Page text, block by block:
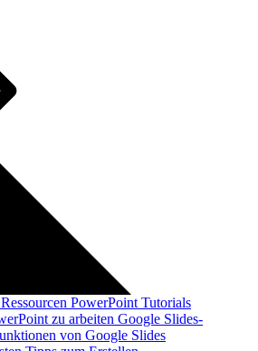
PowerPoint Tutorials
zu arbeiten Google Slides-
von Google Slides